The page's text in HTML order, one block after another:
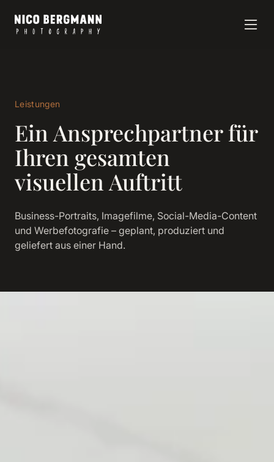
Leistungen
Ein Ansprechpartner für
Ihren gesamten
visuellen Auftritt
Business-Portraits, Imagefilme, Social-Media-Content
und Werbefotografie – geplant, produziert und
geliefert aus einer Hand.